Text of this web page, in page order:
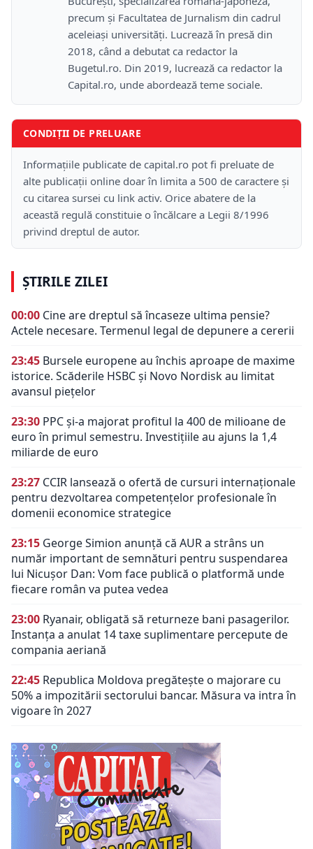
precum și Facultatea de Jurnalism din cadrul
aceleiași universități. Lucrează în presă din
2018, când a debutat ca redactor la
Bugetul.ro. Din 2019, lucrează ca redactor la
Capital.ro, unde abordează teme sociale.
CONDIȚII DE PRELUARE
Informațiile publicate de capital.ro pot fi preluate de
alte publicații online doar în limita a 500 de caractere și
cu citarea sursei cu link activ. Orice abatere de la
această regulă constituie o încălcare a Legii 8/1996
privind dreptul de autor.
ȘTIRILE ZILEI
00:00 Cine are dreptul să încaseze ultima pensie?
Actele necesare. Termenul legal de depunere a cererii
23:45 Bursele europene au închis aproape de maxime
istorice. Scăderile HSBC și Novo Nordisk au limitat
avansul piețelor
23:30 PPC și-a majorat profitul la 400 de milioane de
euro în primul semestru. Investițiile au ajuns la 1,4
miliarde de euro
23:27 CCIR lansează o ofertă de cursuri internaționale
pentru dezvoltarea competențelor profesionale în
domenii economice strategice
23:15 George Simion anunță că AUR a strâns un
număr important de semnături pentru suspendarea
lui Nicușor Dan: Vom face publică o platformă unde
fiecare român va putea vedea
23:00 Ryanair, obligată să returneze bani pasagerilor.
Instanța a anulat 14 taxe suplimentare percepute de
compania aeriană
22:45 Republica Moldova pregătește o majorare cu
50% a impozitării sectorului bancar. Măsura va intra în
vigoare în 2027